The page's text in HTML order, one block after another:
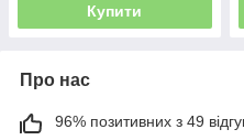
Купити
Про нас
96% позитивних з 49